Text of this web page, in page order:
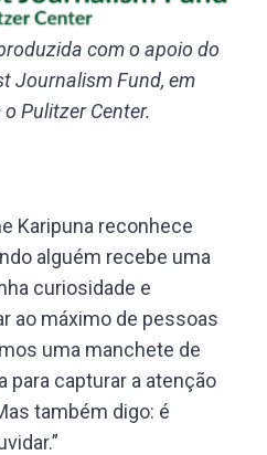
com o apoio do
Journalism Fund, em
Pulitzer Center.
Karipuna reconhece
alguém recebe uma
curiosidade e
ao máximo de pessoas
uma manchete de
para capturar a atenção
também digo: é